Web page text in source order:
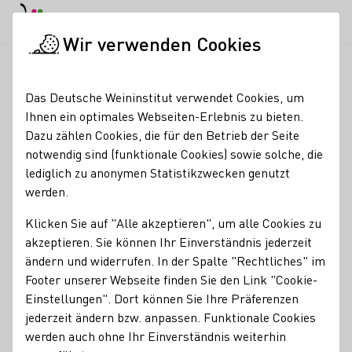
Glossareinträge
A B E
I
J
S
T U V W X Y Z
F
Federweißer
Wir verwenden Cookies
Das Deutsche Weininstitut verwendet Cookies, um
Ihnen ein optimales Webseiten-Erlebnis zu bieten.
Dazu zählen Cookies, die für den Betrieb der Seite
notwendig sind (funktionale Cookies) sowie solche, die
lediglich zu anonymen Statistikzwecken genutzt
werden.
Klicken Sie auf "Alle akzeptieren", um alle Cookies zu
akzeptieren. Sie können Ihr Einverständnis jederzeit
ändern und widerrufen. In der Spalte "Rechtliches" im
Footer unserer Webseite finden Sie den Link "Cookie-
Einstellungen". Dort können Sie Ihre Präferenzen
jederzeit ändern bzw. anpassen. Funktionale Cookies
werden auch ohne Ihr Einverständnis weiterhin